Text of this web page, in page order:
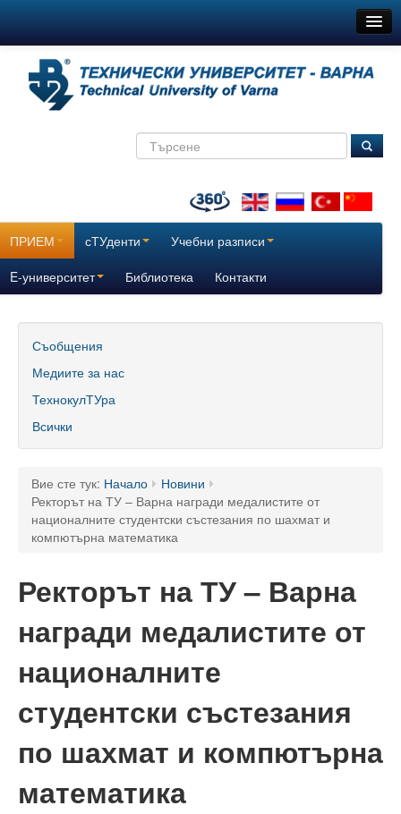
Новини
За нас
Поздравителни адреси
Отчетни доклади за дейността на ТУ – Варна
60 години ТУ - Варна
Програма 60 г.
Успели в науката и бизнеса
60 години Морски специалности в ТУ
Тържество по случай празника на университета
Мандатна програма
Структура
Органи за управление
Факултети и Колежи
ПРИЕМ сТУденти
Учебни разписи
E-университет
Библиотека Контакти
Съобщения
Медиите за нас
ТехнокулТУра
Всички
Вие сте тук: Начало
Новини
Ректорът на ТУ – Варна награди медалистите от
националните студентски състезания по шахмат и
компютърна математика
Ректорът на ТУ – Варна
награди медалистите от
националните
студентски състезания
по шахмат и компютърна
математика